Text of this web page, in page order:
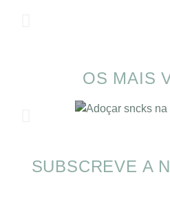
OS MAIS
SOMP (SOP): 5 Ideias de
SUBSCREVE A